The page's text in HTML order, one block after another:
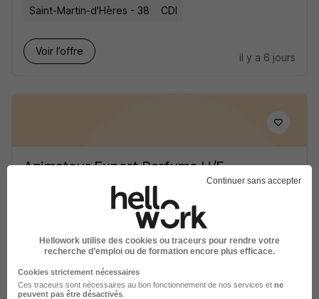
Saint-Martin-d'Hères - 38 CDI
Voir l’offre
il y a 6 jours
Animateur Expert Parfums H/F
Intérim
14 - 15 € / heure
Travail de jour
+ 1
Voir l’offre
il y a 9 jours
Continuer sans accepter
Hellowork utilise des cookies ou traceurs pour rendre votre
recherche d’emploi ou de formation encore plus efficace.
Cookies strictement nécessaires
Ces traceurs sont nécessaires au bon fonctionnement de nos services et ne
peuvent pas être désactivés